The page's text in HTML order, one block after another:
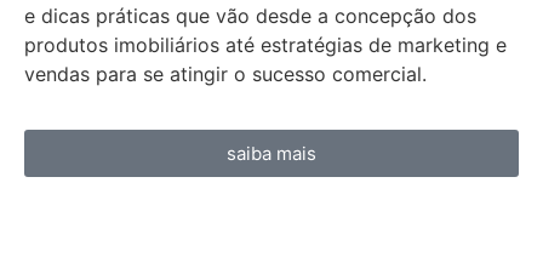
e dicas práticas que vão desde a concepção dos
produtos imobiliários até estratégias de marketing e
vendas para se atingir o sucesso comercial.
saiba mais